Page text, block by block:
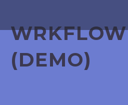
WRKFLOW
(DEMO)